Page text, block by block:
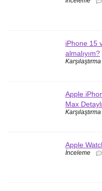
iPhone 15
almalıyım?
Karşılaştırma
Apple
Max
Karşılaştırma
Apple
İnceleme